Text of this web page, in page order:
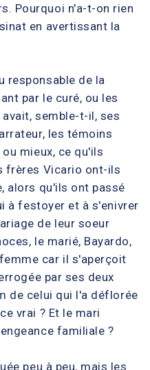
Pourquoi n'a-t-on rien
en avertissant la
responsable de la
par le curé, ou les
semble-t-il, ses
les témoins
mieux, ce qu'ils
frères Vicario ont-ils
alors qu'ils ont passé
à festoyer et à s'enivrer
de leur soeur
le marié, Bayardo,
car il s'aperçoit
par ses deux
de celui qui l'a déflorée
vrai ? Et le mari
familiale ?
peu à peu, mais les